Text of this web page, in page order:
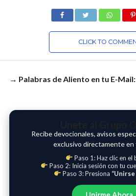
CLICK TO
→ Palabras de Aliento en tu E-Mail:
Recibe devocionales, avisos
exclusivo directamente en
Paso 1: Haz clic en el
Paso 2: Inicia sesión con tu
Paso 3: Presiona